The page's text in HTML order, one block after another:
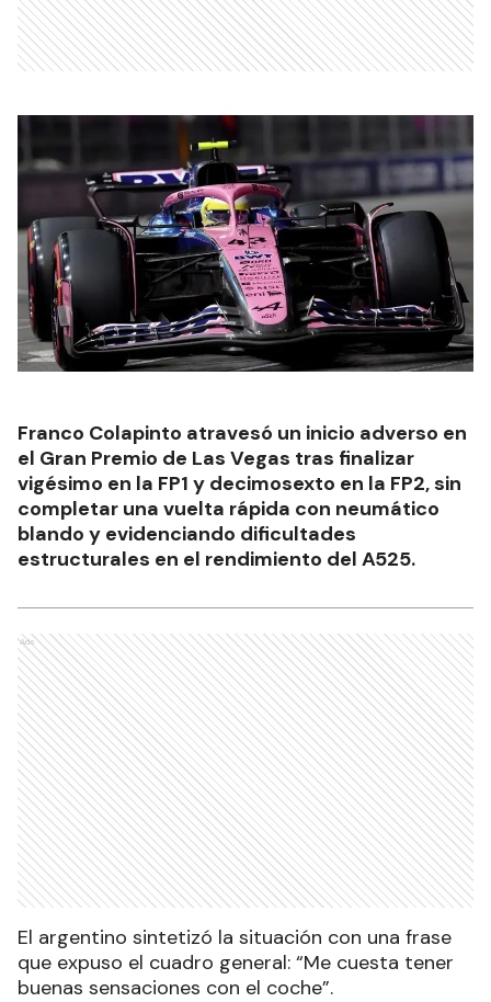
Franco Colapinto atravesó un inicio adverso en
el Gran Premio de Las Vegas tras finalizar
vigésimo en la FP1 y decimosexto en la FP2, sin
completar una vuelta rápida con neumático
blando y evidenciando dificultades
estructurales en el rendimiento del A525.
Ads
El argentino sintetizó la situación con una frase
que expuso el cuadro general: “Me cuesta tener
buenas sensaciones con el coche”.